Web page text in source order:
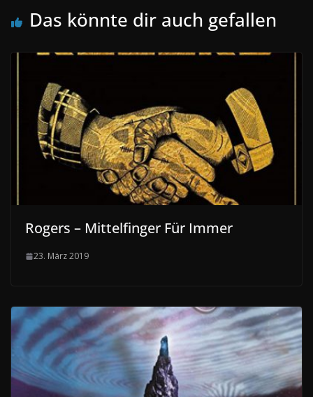
Das könnte dir auch gefallen
Rogers – Mittelfinger Für Immer
23. März 2019